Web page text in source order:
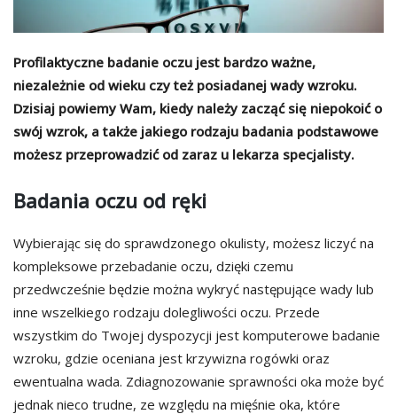
Profilaktyczne badanie oczu jest bardzo ważne,
niezależnie od wieku czy też posiadanej wady wzroku.
Dzisiaj powiemy Wam, kiedy należy zacząć się niepokoić o
swój wzrok, a także jakiego rodzaju badania podstawowe
możesz przeprowadzić od zaraz u lekarza specjalisty.
Badania oczu od ręki
Wybierając się do sprawdzonego okulisty, możesz liczyć na
kompleksowe przebadanie oczu, dzięki czemu
przedwcześnie będzie można wykryć następujące wady lub
inne wszelkiego rodzaju dolegliwości oczu. Przede
wszystkim do Twojej dyspozycji jest komputerowe badanie
wzroku, gdzie oceniana jest krzywizna rogówki oraz
ewentualna wada. Zdiagnozowanie sprawności oka może być
jednak nieco trudne, ze względu na mięśnie oka, które